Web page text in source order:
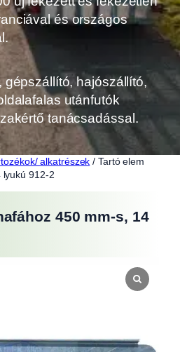
és országos
gépszállító, hajószállító,
utánfutók
tanácsadással.
alkatrészek / Tartó elem
lyukú 912-2
450 mm-s, 14